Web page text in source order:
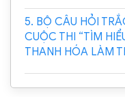
5. BỘ CÂU HỎI
CUỘC THI “TÌM
THANH HÓA LÀM